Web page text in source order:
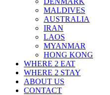
MALDIVES
AUSTRALIA
IRAN
LAOS
MYANMAR
HONG KONG
WHERE 2 EAT
WHERE 2 STAY
ABOUT US
CONTACT